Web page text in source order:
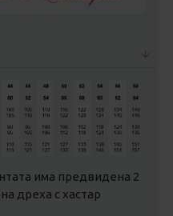
има предвидена 2
дреха с хастар